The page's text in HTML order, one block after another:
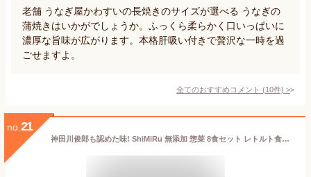
老舗 うなぎ屋かわすいの長焼きのサイズが選べる うなぎの
蒲焼きはいかがでしょうか。ふっくら柔らかく口いっぱいに
濃厚な旨味が広がります。本格肝吸い付きで贅沢な一時を過
ごせますよ。
全てのおすすめコメント (10件) >
no. 21
神田川俊郎も認めた味! ShiMiRu 無添加 惣菜 8食セット レトルト食品 常温 食べ物 手土産 お取り寄せグルメ 高級 和食 個食 おかず おつまみ 宅配 食べ物 送料無料 煮物 レンジ 無添加食品 肉じゃが 大阪味源